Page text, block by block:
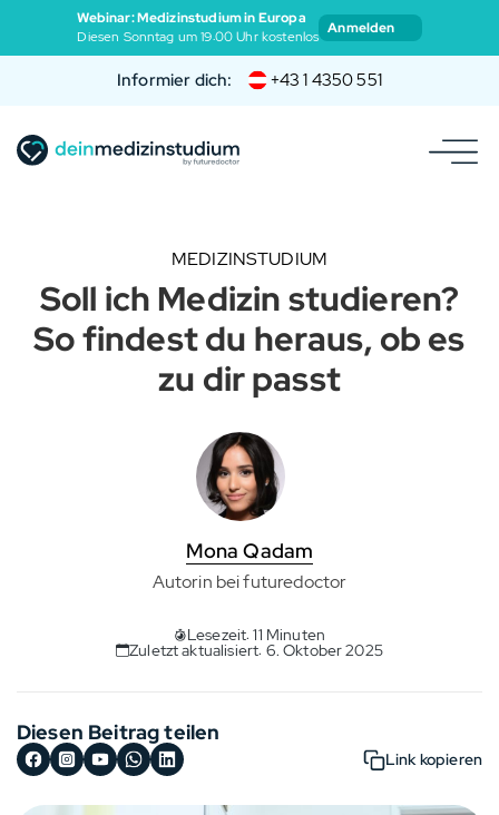
Webinar: Medizinstudium in Europa
Diesen Sonntag um 19:00 Uhr kostenlos Anmelden
Informier dich: +43 1 4350 551
MEDIZINSTUDIUM
Soll ich Medizin studieren?
So findest du heraus, ob es
zu dir passt
Mona Qadam
Autorin bei futuredoctor
Lesezeit: 11 Minuten
Zuletzt aktualisiert: 6. Oktober 2025
Diesen Beitrag teilen
Link kopieren